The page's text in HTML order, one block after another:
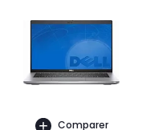
Comparer